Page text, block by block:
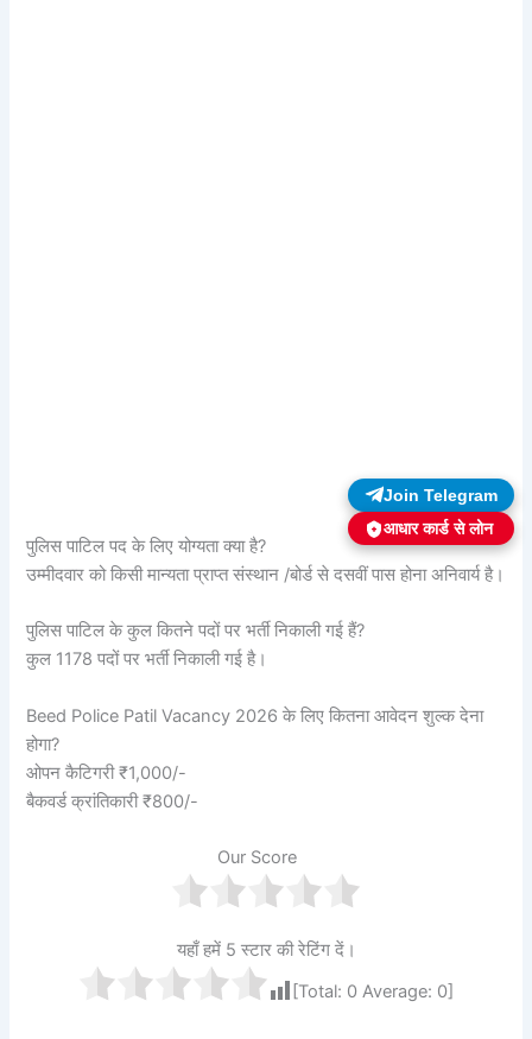
पुलिस पाटिल पद के लिए योग्यता क्या है?
उम्मीदवार को किसी मान्यता प्राप्त संस्थान /बोर्ड से दसवीं पास होना अनिवार्य है।
पुलिस पाटिल के कुल कितने पदों पर भर्ती निकाली गई हैं?
कुल 1178 पदों पर भर्ती निकाली गई है।
Beed Police Patil Vacancy 2026 के लिए कितना आवेदन शुल्क देना
होगा?
ओपन कैटिगरी ₹1,000/-
बैकवर्ड क्रांतिकारी ₹800/-
Our Score
यहाँ हमें 5 स्टार की रेटिंग दें।
[Total: 0 Average: 0]
Join Telegram
आधार कार्ड से लोन